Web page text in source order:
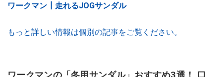
ワークマン┃走れるJOGサンダル
もっと詳しい情報は個別の記事をご覧ください。
ワークマンの「冬用サンダル」おすすめ3選！ 口